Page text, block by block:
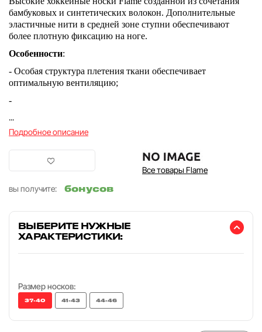
бамбуковых и синтетических волокон. Дополнительные
эластичные нити в средней зоне ступни обеспечивают
более плотную фиксацию на ноге.
Особенности:
- Особая структура плетения ткани обеспечивает
оптимальную вентиляцию;
-
...
Подробное описание
Все товары Flame
вы получите:
бонусов
ВЫБЕРИТЕ НУЖНЫЕ
ХАРАКТЕРИСТИКИ:
Размер носков:
37-40 41-43 44-46